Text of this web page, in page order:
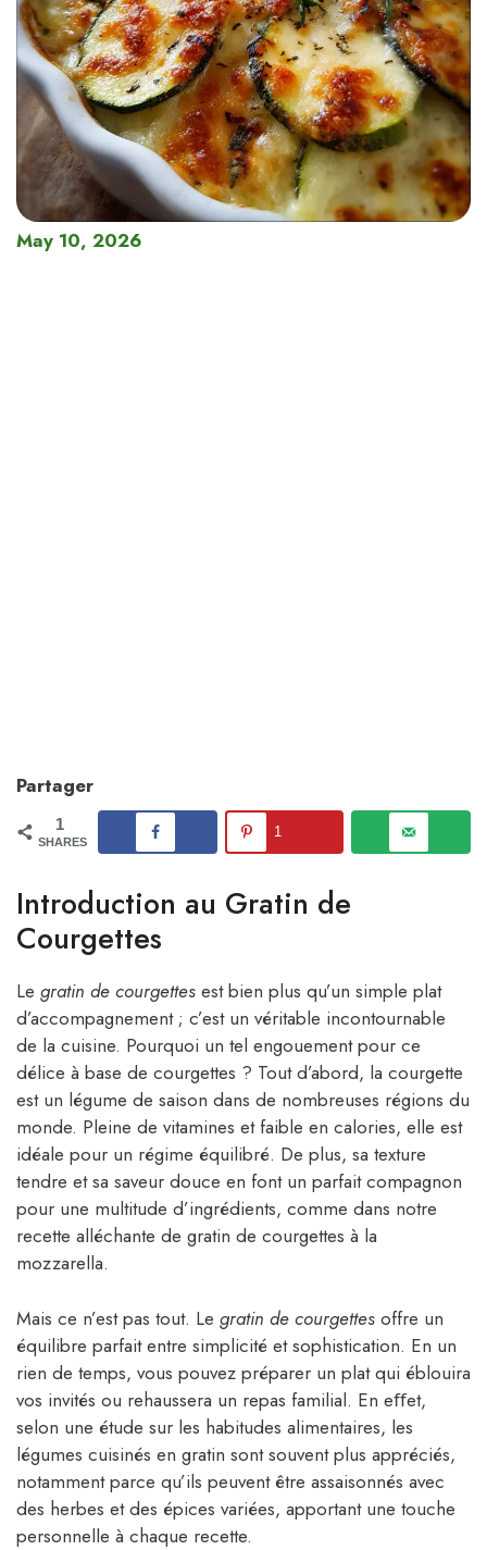
May 10, 2026
Partager
1
SHARES
1
Introduction au Gratin de
Courgettes
Le gratin de courgettes est bien plus qu’un simple plat
d’accompagnement ; c’est un véritable incontournable
de la cuisine. Pourquoi un tel engouement pour ce
délice à base de courgettes ? Tout d’abord, la courgette
est un légume de saison dans de nombreuses régions du
monde. Pleine de vitamines et faible en calories, elle est
idéale pour un régime équilibré. De plus, sa texture
tendre et sa saveur douce en font un parfait compagnon
pour une multitude d’ingrédients, comme dans notre
recette alléchante de gratin de courgettes à la
mozzarella.
Mais ce n’est pas tout. Le gratin de courgettes offre un
équilibre parfait entre simplicité et sophistication. En un
rien de temps, vous pouvez préparer un plat qui éblouira
vos invités ou rehaussera un repas familial. En eﬀet,
selon une étude sur les habitudes alimentaires, les
légumes cuisinés en gratin sont souvent plus appréciés,
notamment parce qu’ils peuvent être assaisonnés avec
des herbes et des épices variées, apportant une touche
personnelle à chaque recette.